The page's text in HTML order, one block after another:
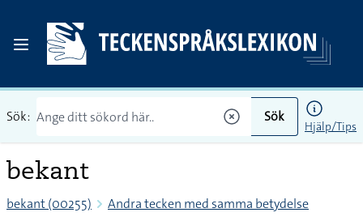
Sök: Sök
Hjälp/Tips
bekant
bekant (00255) Andra tecken med samma betydelse